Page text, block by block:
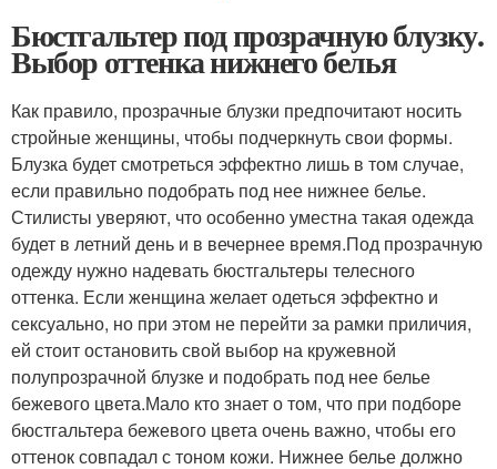
Бюстгальтер под прозрачную блузку.
Выбор оттенка нижнего белья
Как правило, прозрачные блузки предпочитают носить
стройные женщины, чтобы подчеркнуть свои формы.
Блузка будет смотреться эффектно лишь в том случае,
если правильно подобрать под нее нижнее белье.
Стилисты уверяют, что особенно уместна такая одежда
будет в летний день и в вечернее время.Под прозрачную
одежду нужно надевать бюстгальтеры телесного
оттенка. Если женщина желает одеться эффектно и
сексуально, но при этом не перейти за рамки приличия,
ей стоит остановить свой выбор на кружевной
полупрозрачной блузке и подобрать под нее белье
бежевого цвета.Мало кто знает о том, что при подборе
бюстгальтера бежевого цвета очень важно, чтобы его
оттенок совпадал с тоном кожи. Нижнее белье должно